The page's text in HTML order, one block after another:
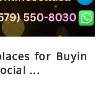
for Buyin
...